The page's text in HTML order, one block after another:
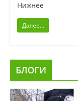
Нижнее
Далее...
БЛОГИ